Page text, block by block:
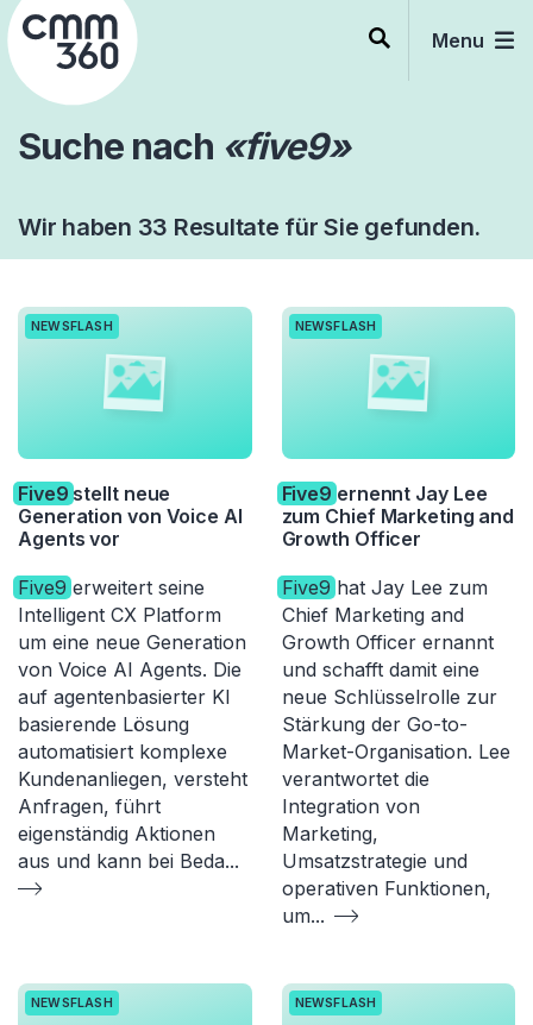
Skip
to
content
Menu
Suche nach «five9»
Wir haben 33 Resultate für Sie gefunden.
NEWSFLASH
Five9 stellt neue
Generation von Voice AI
Agents vor
Five9 erweitert seine
Intelligent CX Platform
um eine neue Generation
von Voice AI Agents. Die
auf agentenbasierter KI
basierende Lösung
automatisiert komplexe
Kundenanliegen, versteht
Anfragen, führt
eigenständig Aktionen
aus und kann bei Beda...
NEWSFLASH
Five9 ernennt Jay Lee
zum Chief Marketing and
Growth Officer
Five9 hat Jay Lee zum
Chief Marketing and
Growth Officer ernannt
und schafft damit eine
neue Schlüsselrolle zur
Stärkung der Go-to-
Market-Organisation. Lee
verantwortet die
Integration von
Marketing,
Umsatzstrategie und
operativen Funktionen,
um...
NEWSFLASH NEWSFLASH